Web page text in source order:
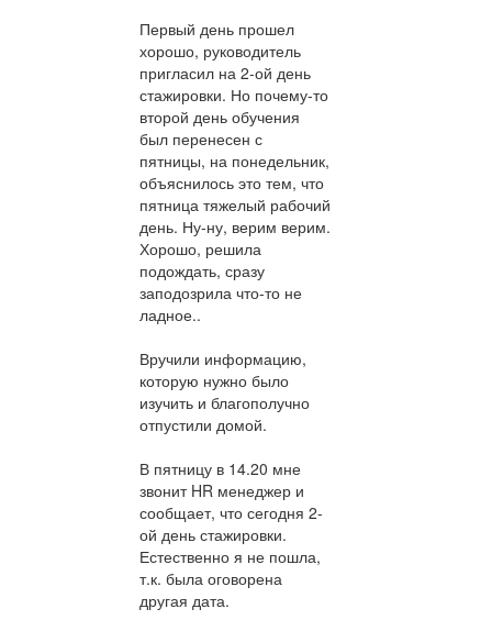
Первый день прошел
хорошо, руководитель
пригласил на 2-ой день
стажировки. Но почему-то
второй день обучения
был перенесен с
пятницы, на понедельник,
объяснилось это тем, что
пятница тяжелый рабочий
день. Ну-ну, верим верим.
Хорошо, решила
подождать, сразу
заподозрила что-то не
ладное..
Вручили информацию,
которую нужно было
изучить и благополучно
отпустили домой.
В пятницу в 14.20 мне
звонит HR менеджер и
сообщает, что сегодня 2-
ой день стажировки.
Естественно я не пошла,
т.к. была оговорена
другая дата.